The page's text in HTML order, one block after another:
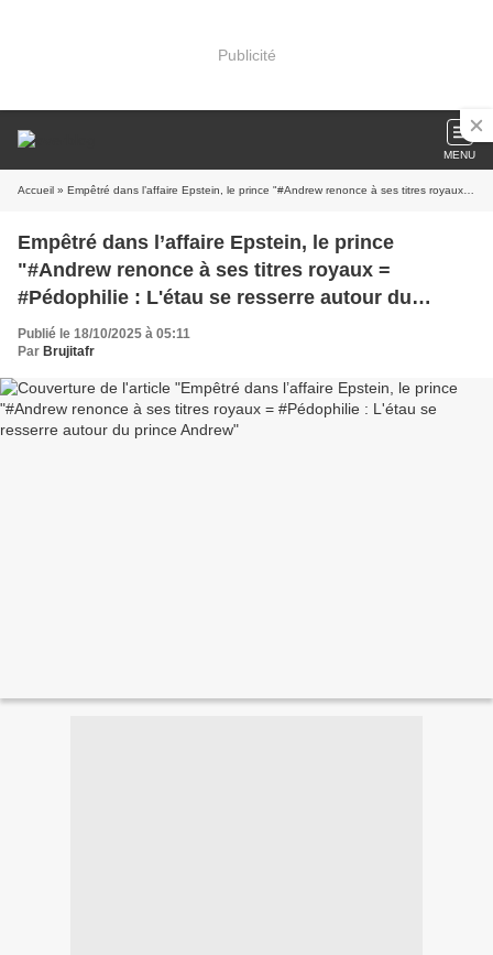
Publicité
MENU
Accueil » Empêtré dans l’affaire Epstein, le prince "#Andrew renonce à ses titres royaux = #Pédophilie : L'étau se resserre autour du prince Andrew
Empêtré dans l’affaire Epstein, le prince
"#Andrew renonce à ses titres royaux =
#Pédophilie : L'étau se resserre autour du
prince Andrew
Publié le 18/10/2025 à 05:11
Par Brujitafr